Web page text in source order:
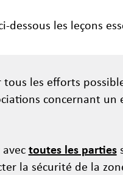
dessous les leçons
tous les efforts
concernant un
toutes les parties
la sécurité de la